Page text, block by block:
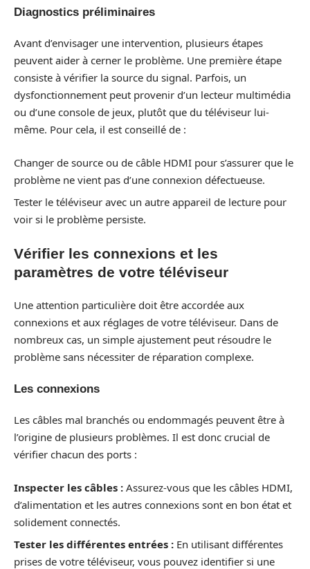
Diagnostics préliminaires
Avant d’envisager une intervention, plusieurs étapes
peuvent aider à cerner le problème. Une première étape
consiste à vérifier la source du signal. Parfois, un
dysfonctionnement peut provenir d’un lecteur multimédia
ou d’une console de jeux, plutôt que du téléviseur lui-
même. Pour cela, il est conseillé de :
Changer de source ou de câble HDMI pour s’assurer que le
problème ne vient pas d’une connexion défectueuse.
Tester le téléviseur avec un autre appareil de lecture pour
voir si le problème persiste.
Vérifier les connexions et les
paramètres de votre téléviseur
Une attention particulière doit être accordée aux
connexions et aux réglages de votre téléviseur. Dans de
nombreux cas, un simple ajustement peut résoudre le
problème sans nécessiter de réparation complexe.
Les connexions
Les câbles mal branchés ou endommagés peuvent être à
l’origine de plusieurs problèmes. Il est donc crucial de
vérifier chacun des ports :
Inspecter les câbles : Assurez-vous que les câbles HDMI,
d’alimentation et les autres connexions sont en bon état et
solidement connectés.
Tester les différentes entrées : En utilisant différentes
prises de votre téléviseur, vous pouvez identifier si une